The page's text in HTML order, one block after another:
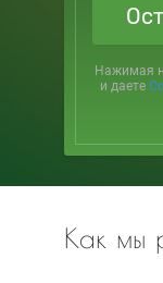
Нажимая
и даете
Как мы